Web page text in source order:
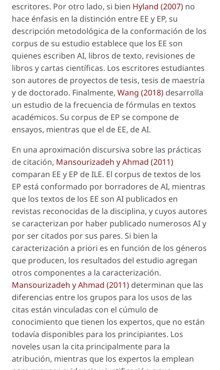
escritores. Por otro lado, si bien Hyland (2007) no
hace énfasis en la distinción entre EE y EP, su
descripción metodológica de la conformación de los
corpus de su estudio establece que los EE son
quienes escriben AI, libros de texto, revisiones de
libros y cartas científicas. Los escritores estudiantes
son autores de proyectos de tesis, tesis de maestría
y de doctorado. Finalmente, Wang (2018) desarrolla
un estudio de la frecuencia de fórmulas en textos
académicos. Su corpus de EP se compone de
ensayos, mientras que el de EE, de AI.
En una aproximación discursiva sobre las prácticas
de citación, Mansourizadeh y Ahmad (2011)
comparan EE y EP de ILE. El corpus de textos de los
EP está conformado por borradores de AI, mientras
que los textos de los EE son AI publicados en
revistas reconocidas de la disciplina, y cuyos autores
se caracterizan por haber publicado numerosos AI y
por ser citados por sus pares. Si bien la
caracterización a priori es en función de los géneros
que producen, los resultados del estudio agregan
otros componentes a la caracterización.
Mansourizadeh y Ahmad (2011) determinan que las
diferencias entre los grupos para los usos de las
citas están vinculadas con el cúmulo de
conocimiento que tienen los expertos, que no están
todavía disponibles para los principiantes. Los
noveles usan la cita principalmente para la
atribución, mientras que los expertos la emplean